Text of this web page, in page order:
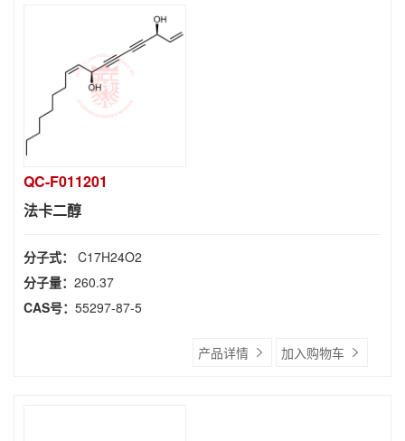
QC-F011201
法卡二醇
分子式： C17H24O2
分子量： 260.37
CAS号： 55297-87-5
产品详情 加入购物车